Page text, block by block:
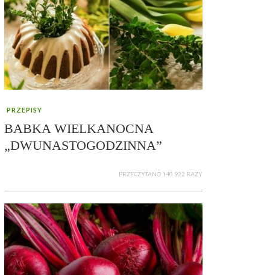
PRZEPISY
BABKA WIELKANOCNA
„DWUNASTOGODZINNA”
PRZECZYTANO 140 922 RAZY